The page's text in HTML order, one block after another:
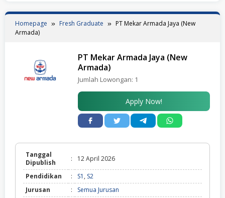
Homepage Fresh Graduate
PT Mekar Armada Jaya (New
Armada)
PT Mekar Armada Jaya (New
Armada)
Jumlah Lowongan: 1
Apply Now!
Tanggal
Dipublish
: 12 April 2026
Pendidikan : S1 , S2
Jurusan
: Semua Jurusan